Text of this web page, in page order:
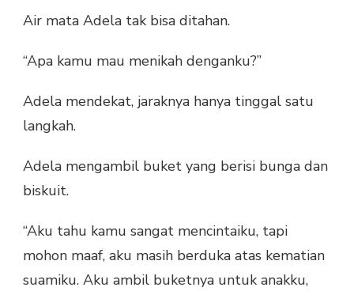
Air mata Adela tak bisa ditahan.
“Apa kamu mau menikah denganku?”
Adela mendekat, jaraknya hanya tinggal satu
langkah.
Adela mengambil buket yang berisi bunga dan
biskuit.
“Aku tahu kamu sangat mencintaiku, tapi
mohon maaf, aku masih berduka atas kematian
suamiku. Aku ambil buketnya untuk anakku,